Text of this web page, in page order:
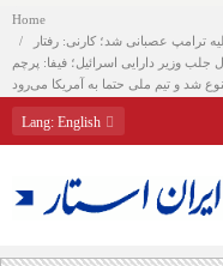
Home
ترامپ عصبانی شد؛ کارنی: رفتار
جلب وزیر دارایی اسرائیل؛ فیفا: پرچم
شد و تیم ملی حتما به آمریکا می‌رود
Lang: English